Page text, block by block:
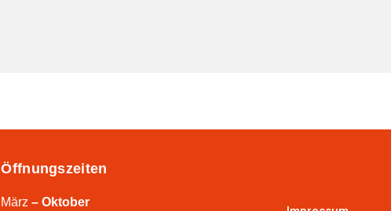
Öffnungszeiten
März – Oktober